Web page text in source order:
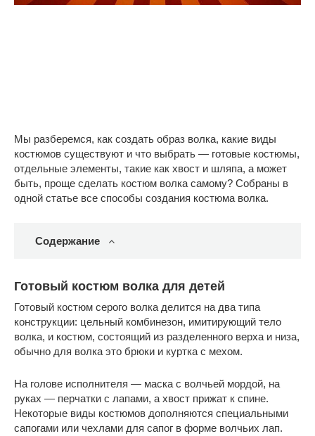
Мы разберемся, как создать образ волка, какие виды
костюмов существуют и что выбрать — готовые костюмы,
отдельные элементы, такие как хвост и шляпа, а может
быть, проще сделать костюм волка самому? Собраны в
одной статье все способы создания костюма волка.
Содержание
Готовый костюм волка для детей
Готовый костюм серого волка делится на два типа
конструкции: цельный комбинезон, имитирующий тело
волка, и костюм, состоящий из разделенного верха и низа,
обычно для волка это брюки и куртка с мехом.
На голове исполнителя — маска с волчьей мордой, на
руках — перчатки с лапами, а хвост прижат к спине.
Некоторые виды костюмов дополняются специальными
сапогами или чехлами для сапог в форме волчьих лап.